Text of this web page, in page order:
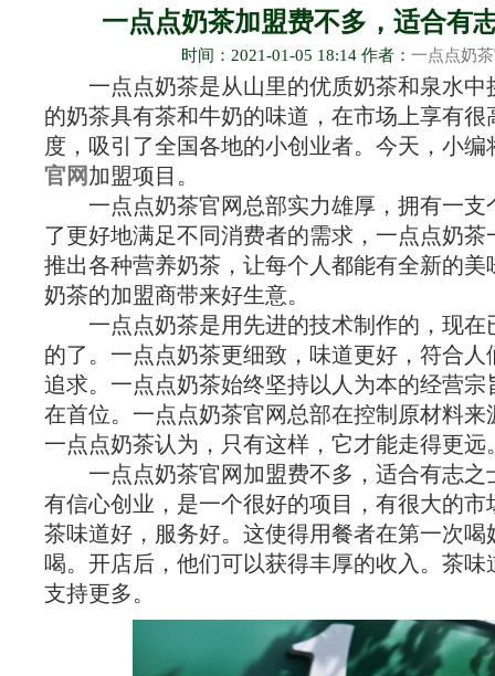
一点点奶茶加盟费不多，适合有
时间：2021-01-05 18:14 作者： 一点点奶
一点点奶茶是从山里的优质奶茶和泉水中
的奶茶具有茶和牛奶的味道，在市场上享有很
度，吸引了全国各地的小创业者。今天，小编
官网加盟项目。
一点点奶茶官网总部实力雄厚，拥有一支
了更好地满足不同消费者的需求，一点点奶茶
推出各种营养奶茶，让每个人都能有全新的美
奶茶的加盟商带来好生意。
一点点奶茶是用先进的技术制作的，现在
的了。一点点奶茶更细致，味道更好，符合人
追求。一点点奶茶始终坚持以人为本的经营宗
在首位。一点点奶茶官网总部在控制原材料来
一点点奶茶认为，只有这样，它才能走得更远
一点点奶茶官网加盟费不多，适合有志之
有信心创业，是一个很好的项目，有很大的市
茶味道好，服务好。这使得用餐者在第一次喝
喝。开店后，他们可以获得丰厚的收入。茶味
支持更多。